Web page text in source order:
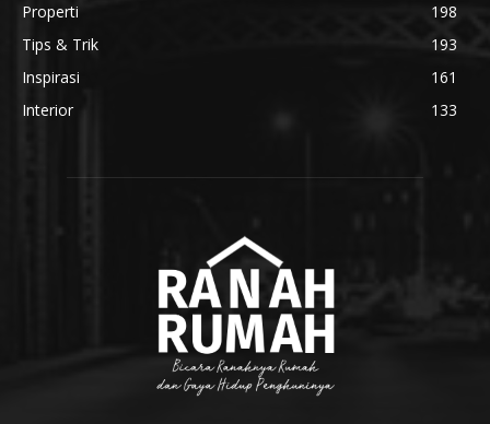
Properti
198
Tips & Trik
193
Inspirasi
161
Interior
133